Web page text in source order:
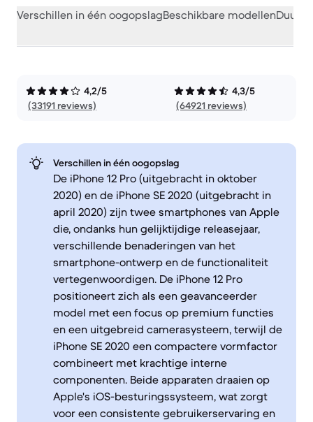
Verschillen in één oogopslagBeschikbare modellen
4,2/5
(33191 reviews)
4,3/5
(64921 reviews)
Verschillen in één oogopslag
De iPhone 12 Pro (uitgebracht in oktober
2020) en de iPhone SE 2020 (uitgebracht in
april 2020) zijn twee smartphones van Apple
die, ondanks hun gelijktijdige releasejaar,
verschillende benaderingen van het
smartphone-ontwerp en de functionaliteit
vertegenwoordigen. De iPhone 12 Pro
positioneert zich als een geavanceerder
model met een focus op premium functies
en een uitgebreid camerasysteem, terwijl de
iPhone SE 2020 een compactere vormfactor
combineert met krachtige interne
componenten. Beide apparaten draaien op
Apple's iOS-besturingssysteem, wat zorgt
voor een consistente gebruikerservaring en